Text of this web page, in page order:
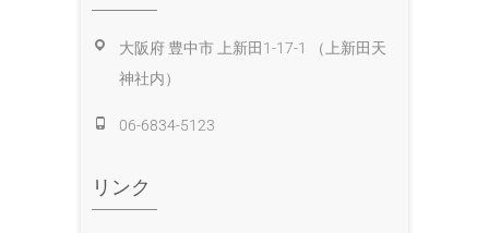
大阪府 豊中市 上新田1-17-1 （上新田天
神社内）
06-6834-5123
リンク